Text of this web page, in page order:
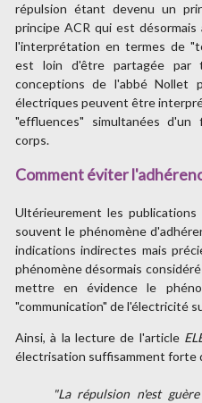
répulsion étant devenu un
principe ACR qui est
l'interprétation en termes de
est loin d'être partagée par
conceptions de l'abbé Nollet
électriques peuvent être
"effluences" simultanées
corps.
Comment éviter
Ultérieurement les
souvent le phénomène
indications indirectes mais
phénomène désormais
mettre en évidence le
"communication" de l'électricité
Ainsi, à la lecture de l'article
électrisation suffisamment forte
"La répulsion n'est